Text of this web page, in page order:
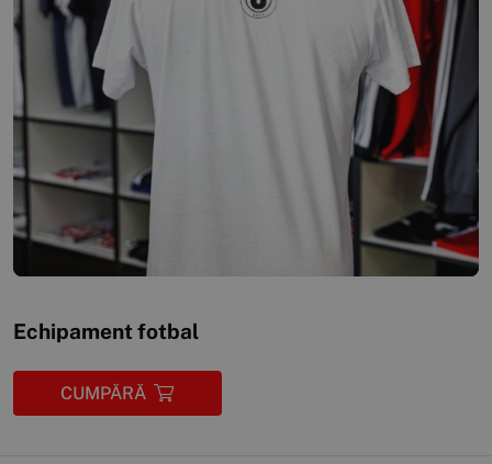
Echipament fotbal
CUMPĂRĂ